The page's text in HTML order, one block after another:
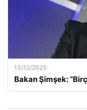
13/12/2025
Bakan Şimşek: